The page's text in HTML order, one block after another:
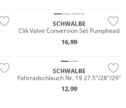
SCHWALBE
Clik Valve Conversion Set Pumphead
16,99
SCHWALBE
Fahrradschlauch Nr. 19 27.5"/28"/29"
12,99